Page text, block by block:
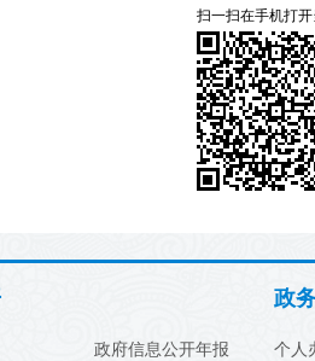
扫一扫在手机打
政府信息公开年报
政
个人